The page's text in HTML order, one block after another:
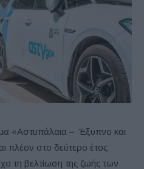
«Αστυπάλαια – Έξυπνο και
πλέον στο δεύτερο έτος
τη βελτίωση της ζωής των